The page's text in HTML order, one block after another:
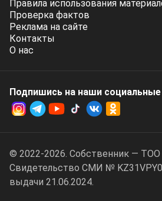
Правила использования
Проверка фактов
Реклама на сайте
Контакты
О нас
Подпишись на наши
© 2022-2026. Собственник — ТОО
Cвидетельство СМИ №
выдачи 21.06.2024.